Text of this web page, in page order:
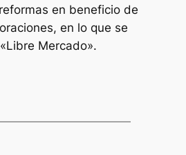
en beneficio de
en lo que se
Mercado».